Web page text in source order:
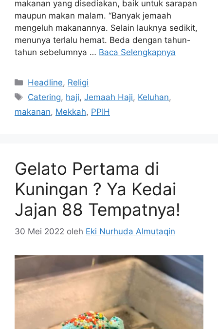
makanan yang disediakan, baik untuk sarapan
maupun makan malam. “Banyak jemaah
mengeluh makanannya. Selain lauknya sedikit,
menunya terlalu hemat. Beda dengan tahun-
tahun sebelumnya … Baca Selengkapnya
Kategori
Headline, Religi
Tag
Catering, haji,Jemaah Haji, Keluhan,
makanan, Mekkah, PPIH
Gelato Pertama di
Kuningan ? Ya Kedai
Jajan 88 Tempatnya!
30 Mei 2022 oleh Eki Nurhuda Almutaqin